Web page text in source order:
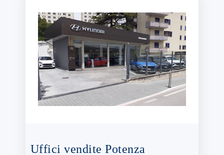
Uffici vendite Potenza